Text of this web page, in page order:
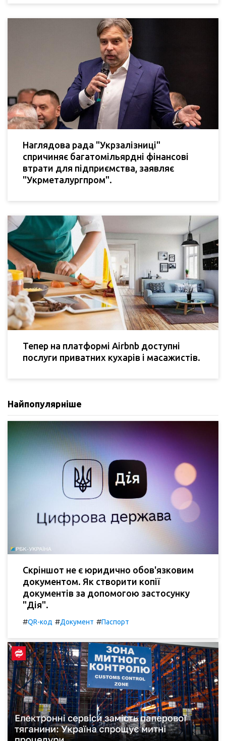
Наглядова рада "Укрзалізниці"
спричиняє багатомільярдні фінансові
втрати для підприємства, заявляє
"Укрметалургпром".
Тепер на платформі Airbnb доступні
послуги приватних кухарів і масажистів.
Найпопулярніше
Скріншот не є юридично обов'язковим
документом. Як створити копії
документів за допомогою застосунку
"Дія".
#QR-код #Документ #Паспорт